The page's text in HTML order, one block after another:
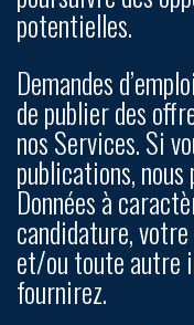
potentielles.
Demandes
de publier des
nos Services. Si
publications,
Données à
candidature,
et/ou toute autre
fournirez.